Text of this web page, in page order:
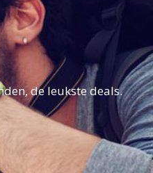
de leukste deals.